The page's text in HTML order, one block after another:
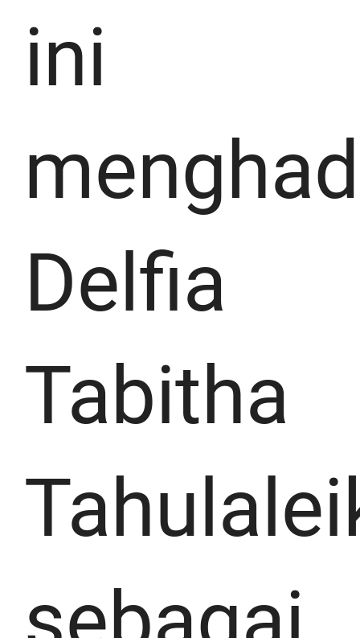
ini
Delfia
Tabitha